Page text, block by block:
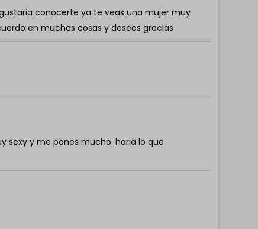
conocerte ya te veas una mujer muy
en muchas cosas y deseos gracias
sexy y me pones mucho. haria lo que